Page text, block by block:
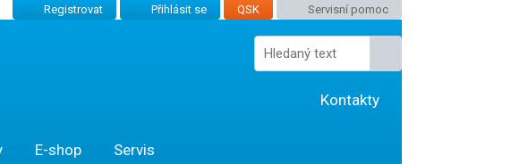
Registrovat Přihlásit se QSK Servisní pomoc
Kontakty
E-shop Servis